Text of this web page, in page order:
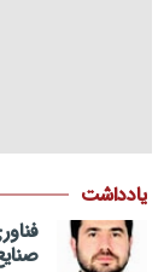
یادداشت